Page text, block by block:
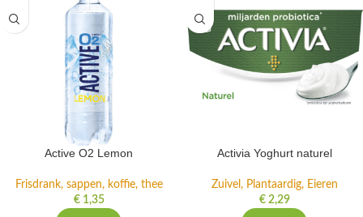
Active O2 Lemon
Frisdrank, sappen, koffie, thee
€1,35
Activia Yoghurt naturel
Zuivel, Plantaardig, Eieren
€2,29